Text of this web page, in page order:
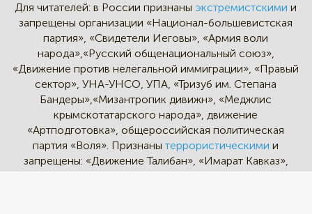
Для читателей: в России признаныэкстремистскими и
запрещены организации «Национал-большевистская
партия», «Свидетели Иеговы», «Армия воли
народа»,«Русский общенациональный союз»,
«Движение против нелегальной иммиграции», «Правый
сектор», УНА-УНСО, УПА, «Тризуб им. Степана
Бандеры»,«Мизантропик дивижн», «Меджлис
крымскотатарского народа», движение
«Артподготовка», общероссийская политическая
партия «Воля». Признанытеррористическими и
запрещены: «Движение Талибан», «Имарат Кавказ»,